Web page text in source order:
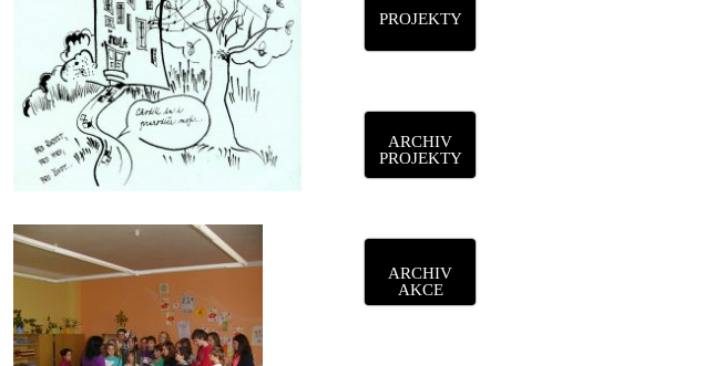
PROJEKTY
ARCHIV
PROJEKTY
ARCHIV
AKCE